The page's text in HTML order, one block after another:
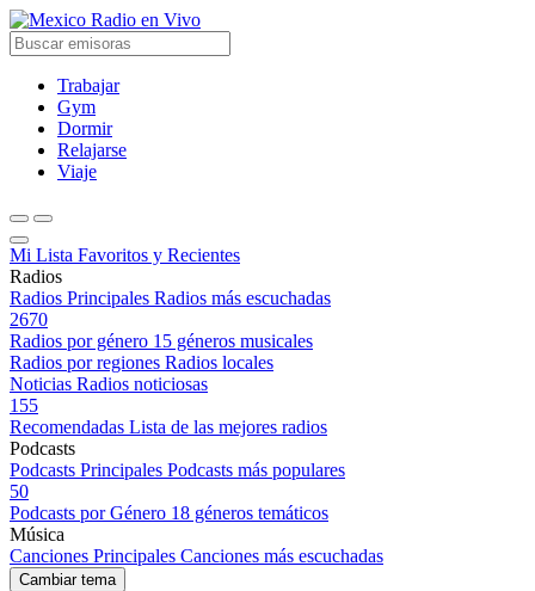
Radio en Vivo
Trabajar
Gym
Dormir
Relajarse
Viaje
Mi Lista Favoritos y Recientes
Radios
Radios Principales Radios más escuchadas
2670
Radios por género 15 géneros musicales
Radios por regiones Radios locales
Noticias Radios noticiosas
155
Recomendadas Lista de las mejores radios
Podcasts
Podcasts Principales Podcasts más populares
50
Podcasts por Género 18 géneros temáticos
Música
Canciones Principales Canciones más escuchadas
Cambiar tema